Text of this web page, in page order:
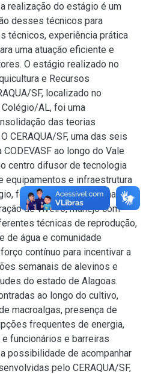
realização do estágio é um
desses técnicos para
técnicos, experiência prática
uma atuação eficiente e
O estágio realizado no
e Recursos
SF, localizado no
AL, foi uma
das teorias
CERAQUA/SF, uma das seis
ao longo do Vale
centro difusor de tecnologia
equipamentos e infraestrutura
foi possível acompanhar
de viveiro, manejo com
técnicas de reprodução,
de água e comunidade
contínuo para incentivar a
semanais de alevinos e
do estado de Alagoas.
ao longo do cultivo,
macroalgas, presença de
frequentes de energia,
funcionários e barreiras
possibilidade de acompanhar
pelo CERAQUA/SF,